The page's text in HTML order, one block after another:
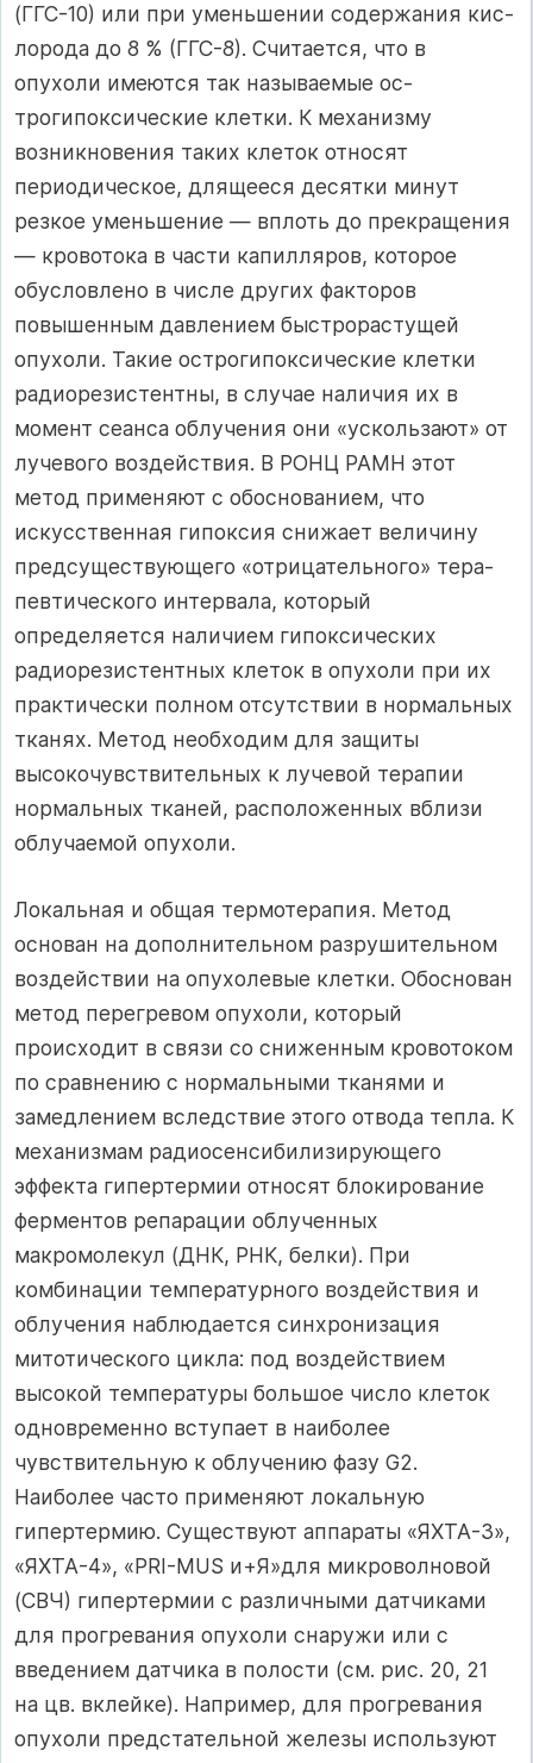
(ГГС-10) или при уменьшении содержания кис­
лорода до 8 % (ГГС-8). Считается, что в
опухоли имеются так называемые ос-
трогипоксические клетки. К механизму
возникновения таких клеток отно­сят
периодическое, длящееся десятки минут
резкое уменьшение — вплоть до прекращения
— кровотока в части капилляров, которое
обусловлено в числе других факторов
повышенным давлением быстрорастущей
опухо­ли. Такие острогипоксические клетки
радиорезистентны, в случае наличия их в
момент сеанса облучения они «ускользают» от
лучевого воздействия. В РОНЦ РАМН этот
метод применяют с обоснованием, что
искусственная гипоксия снижает величину
предсуществующего «отрицательного» тера­
певтического интервала, который
определяется наличием гипоксических
радиорезистентных клеток в опухоли при их
практически полном отсутс­твии в нормальных
тканях. Метод необходим для защиты
высокочувстви­тельных к лучевой терапии
нормальных тканей, расположенных вблизи
об­лучаемой опухоли.
Локальная и общая термотерапия. Метод
основан на дополнительном раз­рушительном
воздействии на опухолевые клетки. Обоснован
метод пере­гревом опухоли, который
происходит в связи со сниженным кровотоком
по сравнению с нормальными тканями и
замедлением вследствие этого от­вода тепла. К
механизмам радиосенсибилизирующего
эффекта гипертермии относят блокирование
ферментов репарации облученных
макромолекул (ДНК, РНК, белки). При
комбинации температурного воздействия и
облу­чения наблюдается синхронизация
митотического цикла: под воздействием
высокой температуры большое число клеток
одновременно вступает в на­иболее
чувствительную к облучению фазу G2.
Наиболее часто применяют локальную
гипертермию. Существуют аппараты «ЯХТА-3»,
«ЯХТА-4», «PRI-MUS и+Я»для микроволновой
(СВЧ) гипертермии с различными датчика­ми
для прогревания опухоли снаружи или с
введением датчика в полости (см. рис. 20, 21
на цв. вклейке). Например, для прогревания
опухоли пред­стательной железы используют